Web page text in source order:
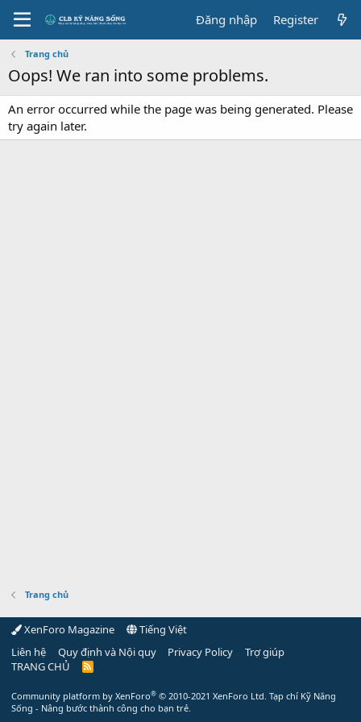
Đăng nhập Register
Trang chủ
Oops! We ran into some problems.
An error occurred while the page was being generated. Please
try again later.
Trang chủ
XenForo Magazine
Tiếng Việt
Liên hệ
Quy định và Nội quy Privacy Policy
Trợ giúp
TRANG CHỦ
R
Community platform by XenForo® © 2010-2021 XenForo Ltd. Tạp chí Kỹ Năng
Sống - Nâng bước thành công cho bạn trẻ.